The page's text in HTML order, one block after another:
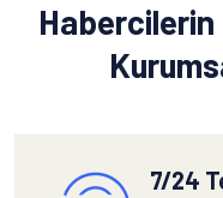
Habercilerin
7/24